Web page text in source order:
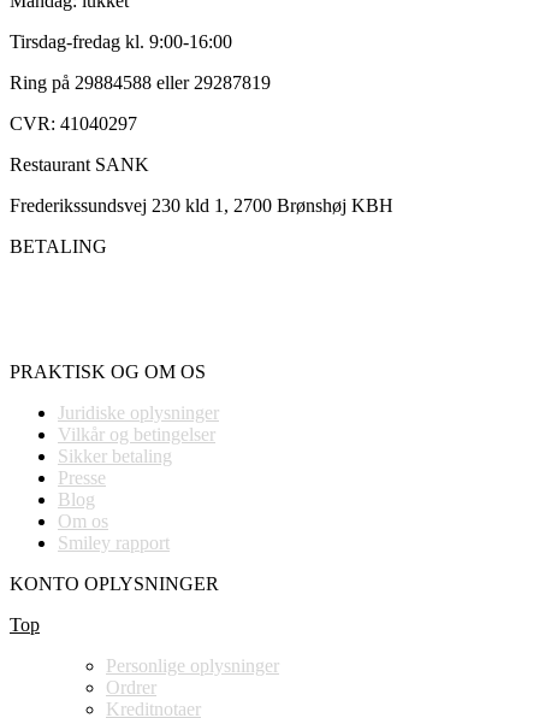
Tirsdag-fredag kl. 9:00-16:00
Ring på 29884588 eller 29287819
CVR: 41040297
Restaurant SANK
Frederikssundsvej 230 kld 1, 2700 Brønshøj KBH
BETALING
PRAKTISK OG OM OS
Juridiske oplysninger
Vilkår og betingelser
Sikker betaling
Presse
Blog
Om os
Smiley rapport
KONTO OPLYSNINGER
Top
Personlige oplysninger
Ordrer
Kreditnotaer